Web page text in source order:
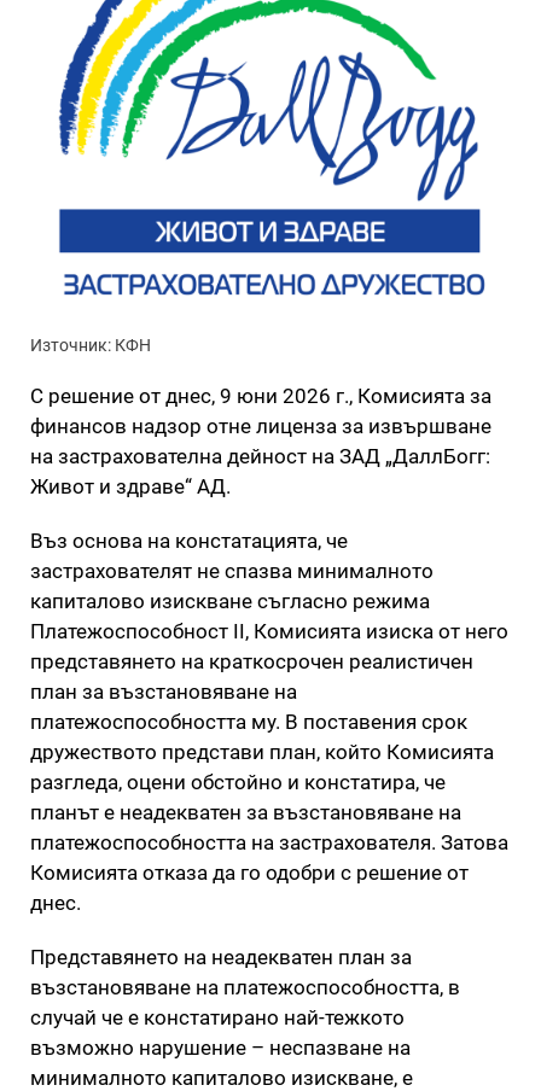
Източник: КФН
С решение от днес, 9 юни 2026 г., Комисията за
финансов надзор отне лиценза за извършване
на застрахователна дейност на ЗАД „ДаллБогг:
Живот и здраве“ АД.
Въз основа на констатацията, че
застрахователят не спазва минималното
капиталово изискване съгласно режима
Платежоспособност II, Комисията изиска от него
представянето на краткосрочен реалистичен
план за възстановяване на
платежоспособността му. В поставения срок
дружеството представи план, който Комисията
разгледа, оцени обстойно и констатира, че
планът е неадекватен за възстановяване на
платежоспособността на застрахователя. Затова
Комисията отказа да го одобри с решение от
днес.
Представянето на неадекватен план за
възстановяване на платежоспособността, в
случай че е констатирано най-тежкото
възможно нарушение – неспазване на
минималното капиталово изискване, е